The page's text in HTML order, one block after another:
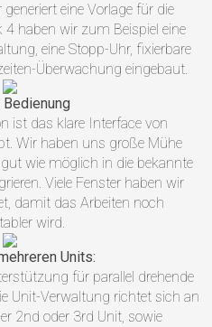
eine Vorlage für die
haben wir zum Beispiel eine
eine Stopp-Uhr, fixierbare
Überwachung eingebaut.
Bedienung
ist das klare Interface von
Wir haben uns große Mühe
wie möglich in die bekannte
Viele Fenster haben wir
damit das Arbeiten noch
wird.
Units:
für parallel drehende
Unit-Verwaltung richtet sich an
2nd oder 3rd Unit, sowie